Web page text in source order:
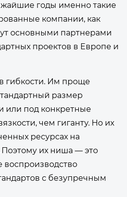
годы именно такие
компании, как
основными партнерами
проектов в Европе и
гибкости. Им проще
размер
или под конкретные
чем гиганту. Но их
ресурсах на
их ниша — это
воспроизводство
с безупречным